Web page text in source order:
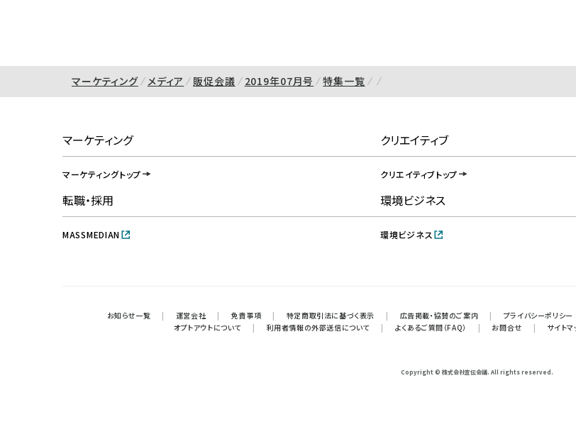
マーケティング メディア 販促会議 2019年07月号 特集一覧
マーケティング
マーケティングトップ
クリエイティブ
クリエイティブトップ
転職・採用
MASSMEDIAN
環境ビジネス
環境ビジネス
お知らせ一覧 | 運営会社 | 免責事項 | 特定商取引法に基づく表示 | 広告掲載・協賛のご案内 | プライバシーポリシー
オプトアウトについて
| 利用者情報の外部送信について | よくあるご質問（FAQ） | お問合せ | サイトマ
Copyright © 株式会社宣伝会議. All rights reserved.